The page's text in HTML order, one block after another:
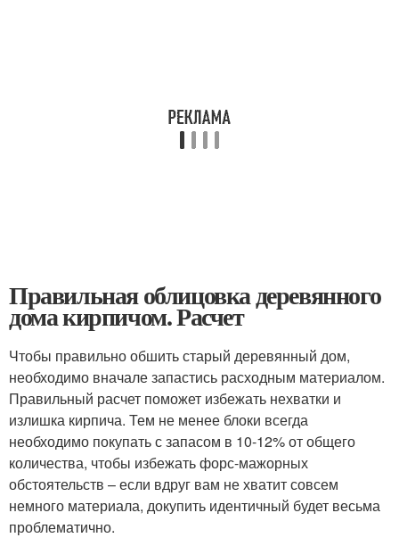
Правильная облицовка деревянного
дома кирпичом. Расчет
Чтобы правильно обшить старый деревянный дом,
необходимо вначале запастись расходным материалом.
Правильный расчет поможет избежать нехватки и
излишка кирпича. Тем не менее блоки всегда
необходимо покупать с запасом в 10-12% от общего
количества, чтобы избежать форс-мажорных
обстоятельств – если вдруг вам не хватит совсем
немного материала, докупить идентичный будет весьма
проблематично.